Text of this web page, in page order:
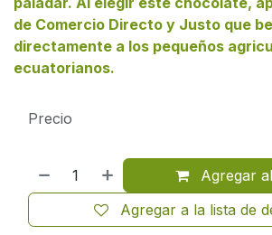
de Comercio Directo y Justo que
directamente a los pequeños
ecuatorianos.
Agregar
Agregar a la lista de
Precio